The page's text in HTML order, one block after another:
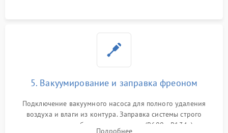
5. Вакуумирование и заправка фреоном
Подключение вакуумного насоса для полного удаления
воздуха и влаги из контура. Заправка системы строго
дозированным объемом хладагента (R600a, R134a) по
Подробнее